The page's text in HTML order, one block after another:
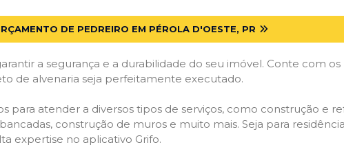
DE PEDREIRO EM PÉROLA D'OESTE, PR
a segurança e a durabilidade do seu imóvel. Conte com os
de alvenaria seja perfeitamente executado.
para atender a diversos tipos de serviços, como construção e
construção de muros e muito mais. Seja para
expertise no aplicativo Grifo.